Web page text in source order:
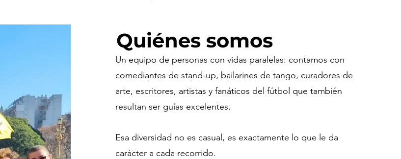
Quiénes somos
Un equipo de personas con vidas paralelas: contamos con
comediantes de stand-up, bailarines de tango, curadores de
arte, escritores, artistas y fanáticos del fútbol que también
resultan ser guías excelentes.
Esa diversidad no es casual, es exactamente lo que le da
carácter a cada recorrido.